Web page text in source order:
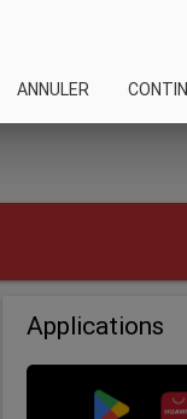
ANNULER
Applications